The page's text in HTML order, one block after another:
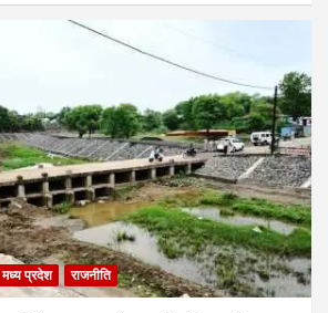
ail ar
मध्य प्रदेश राजनीति